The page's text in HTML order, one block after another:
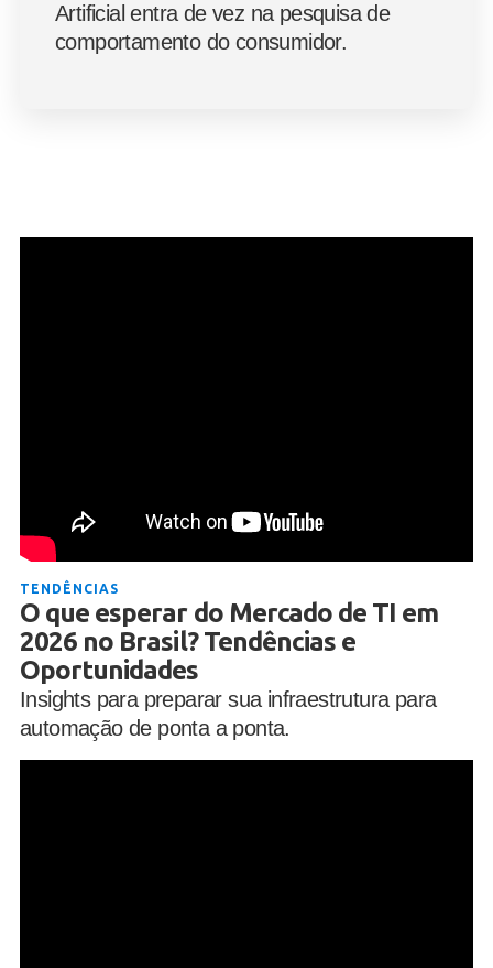
Artificial entra de vez na pesquisa de
comportamento do consumidor.
TENDÊNCIAS
O que esperar do Mercado de TI em
2026 no Brasil? Tendências e
Oportunidades
Insights para preparar sua infraestrutura para
automação de ponta a ponta.